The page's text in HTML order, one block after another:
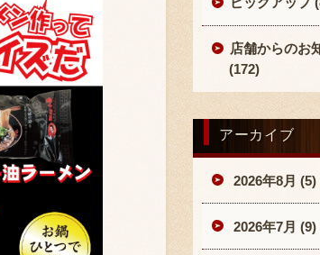
店舗からのお
(172)
アーカイブ
2026年8月 (5)
2026年7月 (9)